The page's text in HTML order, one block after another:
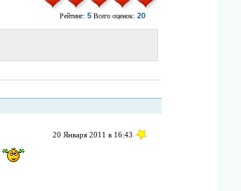
Рейтинг: 5Всего оценок: 20
20 Января 2011 в 16:43